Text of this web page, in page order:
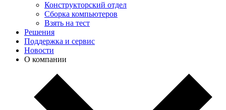
Конструкторский отдел
Сборка компьютеров
Взять на тест
Решения
Поддержка и сервис
Новости
О компании